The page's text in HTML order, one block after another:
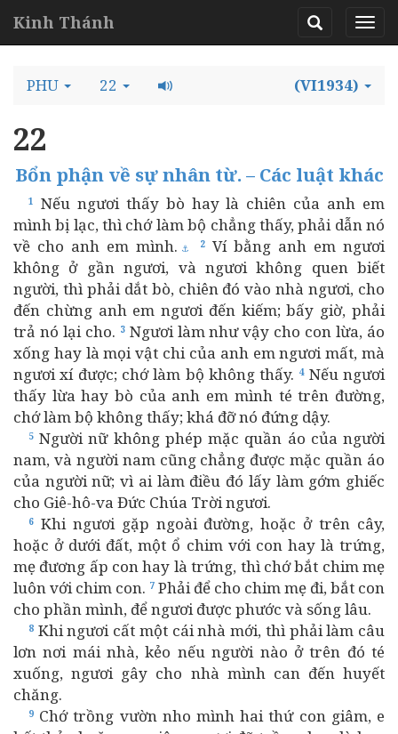
Kinh Thánh
PHU 22 (VI1934)
22
Bổn phận về sự nhân từ. – Các luật khác
1
Nếu ngươi thấy bò hay là chiên của anh em
mình bị lạc, thì chớ làm bộ chẳng thấy, phải dẫn nó
về cho anh em mình. ⚓ 2 Ví bằng anh em ngươi
không ở gần ngươi, và ngươi không quen biết
người, thì phải dắt bò, chiên đó vào nhà ngươi, cho
đến chừng anh em ngươi đến kiếm; bấy giờ, phải
trả nó lại cho. 3Ngươi làm như vậy cho con lừa, áo
xống hay là mọi vật chi của anh em ngươi mất, mà
ngươi xí được; chớ làm bộ không thấy. 4Nếu ngươi
thấy lừa hay bò của anh em mình té trên đường,
chớ làm bộ không thấy; khá đỡ nó đứng dậy.
5 Người nữ không phép mặc quần áo của người
nam, và người nam cũng chẳng được mặc quần áo
của người nữ; vì ai làm điều đó lấy làm gớm ghiếc
cho Giê-hô-va Đức Chúa Trời ngươi.
6 Khi ngươi gặp ngoài đường, hoặc ở trên cây,
hoặc ở dưới đất, một ổ chim với con hay là trứng,
mẹ đương ấp con hay là trứng, thì chớ bắt chim mẹ
luôn với chim con. 7 Phải để cho chim mẹ đi, bắt con
cho phần mình, để ngươi được phước và sống lâu.
8 Khi ngươi cất một cái nhà mới, thì phải làm câu
lơn nơi mái nhà, kẻo nếu người nào ở trên đó té
xuống, ngươi gây cho nhà mình can đến huyết
chăng.
9 Chớ trồng vườn nho mình hai thứ con giâm, e